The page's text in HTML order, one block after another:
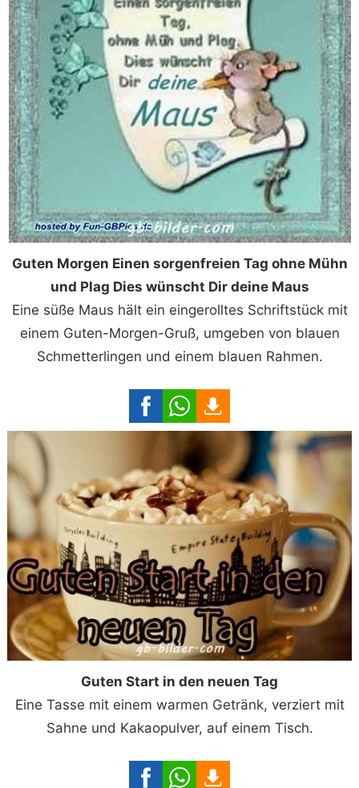
Guten Morgen Einen sorgenfreien Tag ohne Mühn
und Plag Dies wünscht Dir deine Maus
Eine süße Maus hält ein eingerolltes Schriftstück mit
einem Guten-Morgen-Gruß, umgeben von blauen
Schmetterlingen und einem blauen Rahmen.
Guten Start in den neuen Tag
Eine Tasse mit einem warmen Getränk, verziert mit
Sahne und Kakaopulver, auf einem Tisch.